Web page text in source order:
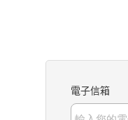
電子信箱